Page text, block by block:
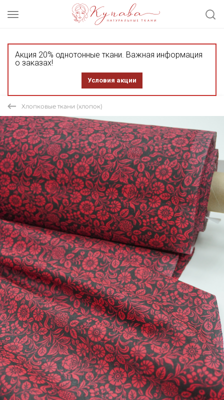
Акция 20% однотонные ткани. Важная информация
о заказах!
Условия акции
Хлопковые ткани (хлопок)